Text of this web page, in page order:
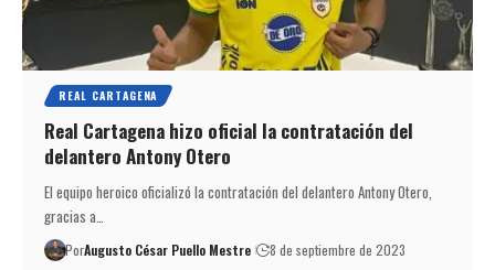
REAL CARTAGENA
Real Cartagena hizo oficial la contratación del
delantero Antony Otero
El equipo heroico oficializó la contratación del delantero Antony Otero,
gracias a…
PorAugusto César Puello Mestre 8 de septiembre de 2023